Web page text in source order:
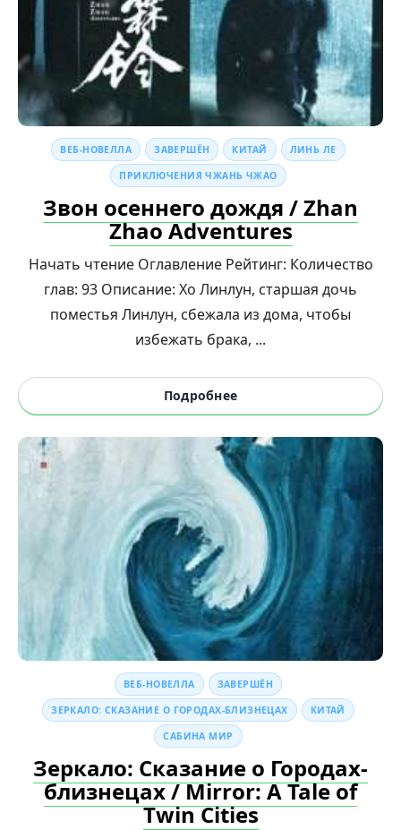
ВЕБ-НОВЕЛЛА ЗАВЕРШЁН КИТАЙ ЛИНЬ ЛЕ
ПРИКЛЮЧЕНИЯ ЧЖАНЬ ЧЖАО
Звон осеннего дождя / Zhan
Zhao Adventures
Начать чтение Оглавление Рейтинг: Количество
глав: 93 Описание: Хо Линлун, старшая дочь
поместья Линлун, сбежала из дома, чтобы
избежать брака, ...
Подробнее
ВЕБ-НОВЕЛЛА ЗАВЕРШЁН
ЗЕРКАЛО: СКАЗАНИЕ О ГОРОДАХ-БЛИЗНЕЦАХ КИТАЙ
САБИНА МИР
Зеркало: Сказание о Городах-
близнецах / Mirror: A Tale of
Twin Cities